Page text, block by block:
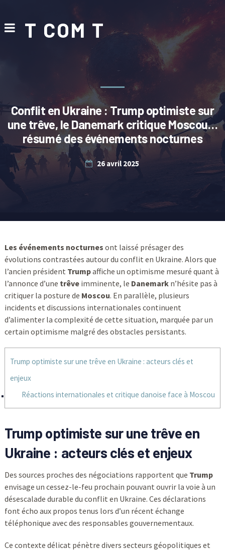
T COM T
Conflit en Ukraine : Trump optimiste sur
une trêve, le Danemark critique Moscou…
résumé des événements nocturnes
26 avril 2025
Les événements nocturnes ont laissé présager des
évolutions contrastées autour du conflit en Ukraine. Alors que
l’ancien président Trumpaffiche un optimisme mesuré quant à
l’annonce d’une trêveimminente, le Danemarkn’hésite pas à
critiquer la posture de Moscou. En parallèle, plusieurs
incidents et discussions internationales continuent
d’alimenter la complexité de cette situation, marquée par un
certain optimisme malgré des obstacles persistants.
Trump optimiste sur une trêve en Ukraine : acteurs clés et
enjeux
Réactions internationales et critique danoise face à Moscou
Trump optimiste sur une trêve en
Ukraine : acteurs clés et enjeux
Des sources proches des négociations rapportent que Trump
envisage un cessez-le-feu prochain pouvant ouvrir la voie à un
désescalade durable du conflit en Ukraine. Ces déclarations
font écho aux propos tenus lors d’un récent échange
téléphonique avec des responsables gouvernementaux.
Ce contexte délicat pénètre divers secteurs géopolitiques et